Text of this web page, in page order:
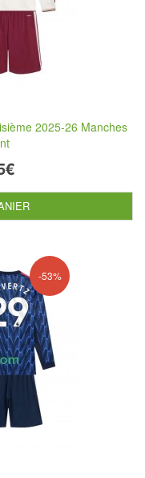
2025-26 Manches
-53%